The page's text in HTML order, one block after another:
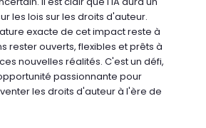
les lois sur les droits d'auteur.
exacte de cet impact reste à
rester ouverts, flexibles et prêts à
nouvelles réalités. C'est un défi,
passionnante pour
les droits d'auteur à l'ère de